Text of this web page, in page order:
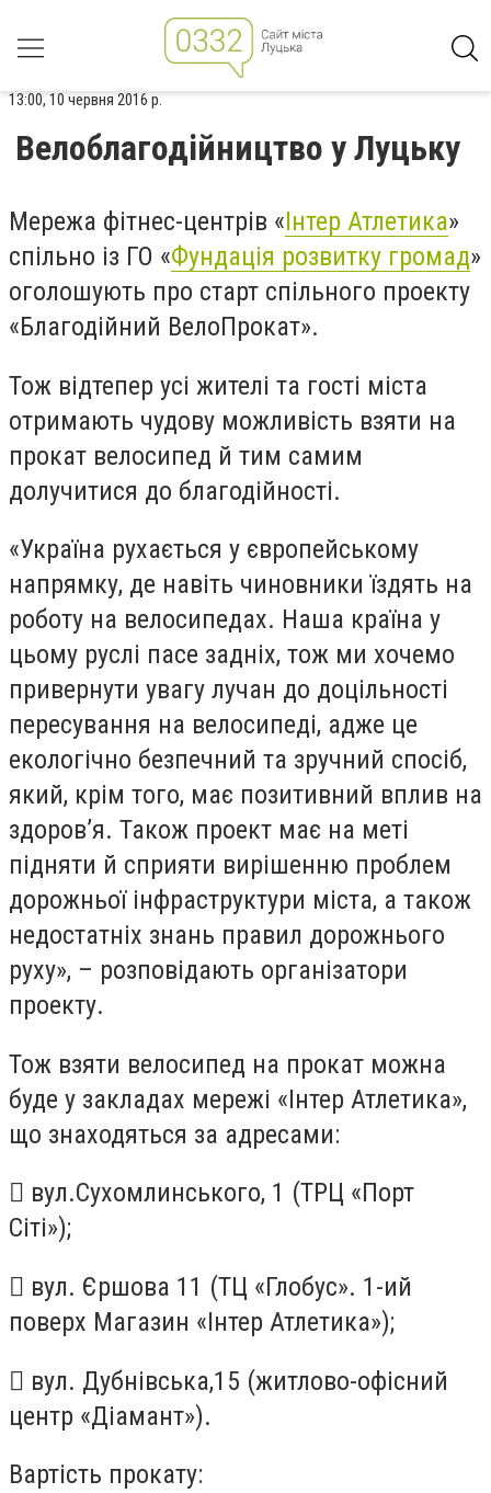
13:00, 10 червня 2016 р.
Велоблагодійництво у Луцьку
Мережа фітнес-центрів «Інтер Атлетика»
спільно із ГО «Фундація розвитку громад»
оголошують про старт спільного проекту
«Благодійний ВелоПрокат».
Тож відтепер усі жителі та гості міста
отримають чудову можливість взяти на
прокат велосипед й тим самим
долучитися до благодійності.
«Україна рухається у європейському
напрямку, де навіть чиновники їздять на
роботу на велосипедах. Наша країна у
цьому руслі пасе задніх, тож ми хочемо
привернути увагу лучан до доцільності
пересування на велосипеді, адже це
екологічно безпечний та зручний спосіб,
який, крім того, має позитивний вплив на
здоров’я. Також проект має на меті
підняти й сприяти вирішенню проблем
дорожньої інфраструктури міста, а також
недостатніх знань правил дорожнього
руху», – розповідають організатори
проекту.
Тож взяти велосипед на прокат можна
буде у закладах мережі «Інтер Атлетика»,
що знаходяться за адресами:
​ вул.Сухомлинського, 1 (ТРЦ «Порт
Сіті»);
​ вул. Єршова 11 (ТЦ «Глобус». 1-ий
поверх Магазин «Інтер Атлетика»);
​ вул. Дубнівська,15 (житлово-офісний
центр «Діамант»).
Вартість прокату: